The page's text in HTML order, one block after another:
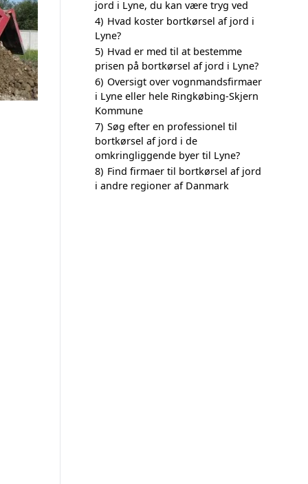
jord i Lyne, du kan være tryg ved
4) Hvad koster bortkørsel af jord i
Lyne?
5) Hvad er med til at bestemme
prisen på bortkørsel af jord i Lyne?
6) Oversigt over vognmandsfirmaer
i Lyne eller hele Ringkøbing-Skjern
Kommune
7) Søg efter en professionel til
bortkørsel af jord i de
omkringliggende byer til Lyne?
8) Find firmaer til bortkørsel af jord
i andre regioner af Danmark